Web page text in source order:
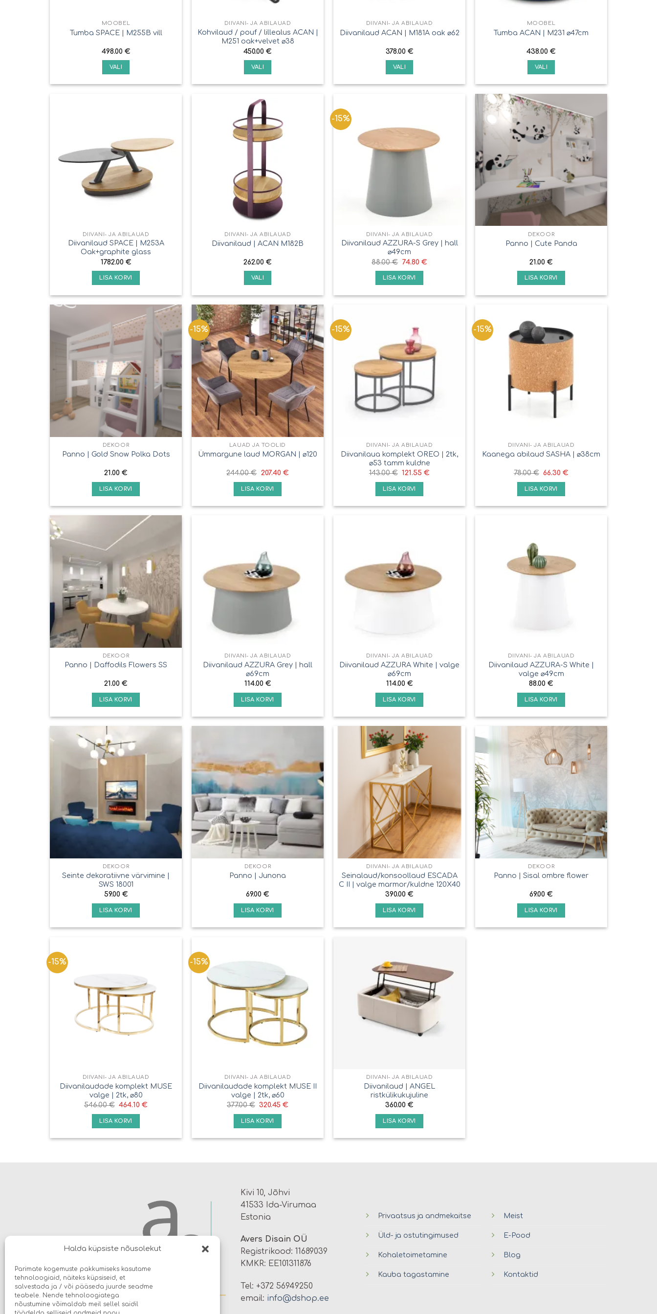
Halda küpsiste nõusolekut
Parimate kogemuste pakkumiseks kasutame
tehnoloogiaid, näiteks küpsiseid, et
salvestada ja / või pääseda juurde seadme
teabele. Nende tehnoloogiatega
nõustumine võimaldab meil sellel saidil
MÖÖBEL
Tumba SPACE | M255B vill
498.00 €
VALI
DIIVANI- JA ABILAUAD
Kohvilaud / pouf / lillealus ACAN |
M251 oak+velvet ⌀38
450.00 €
VALI
DIIVANI- JA ABILAUAD
Diivanilaud ACAN | M181A oak ⌀62
378.00 €
VALI
MÖÖBEL
Tumba ACAN | M231 ⌀47cm
438.00 €
VALI
DIIVANI- JA ABILAUAD
Diivanilaud SPACE | M253A
Oak+graphite glass
1782.00 €
LISA KORVI
DIIVANI- JA ABILAUAD
Diivanilaud | ACAN M182B
262.00 €
VALI
-15%
DIIVANI- JA ABILAUAD
Diivanilaud AZZURA-S Grey | hall
⌀49cm
88.00€ 74.80 €
LISA KORVI
DEKOOR
Panno | Сute Panda
21.00 €
LISA KORVI
DEKOOR
Panno | Gold Snow Polka Dots
21.00 €
LISA KORVI
-15%
LAUAD JA TOOLID
Ümmargune laud MORGAN | ⌀120
244.00€ 207.40 €
LISA KORVI
-15%
DIIVANI- JA ABILAUAD
Diivanilaua komplekt OREO | 2tk,
⌀53 tamm kuldne
143.00€ 121.55€
LISA KORVI
-15%
DIIVANI- JA ABILAUAD
Kaanega abilaud SASHA | ⌀38cm
78.00€ 66.30€
LISA KORVI
DEKOOR
Panno | Daffodils Flowers SS
21.00 €
LISA KORVI
DIIVANI- JA ABILAUAD
Diivanilaud AZZURA Grey | hall
⌀69cm
114.00 €
LISA KORVI
DIIVANI- JA ABILAUAD
Diivanilaud AZZURA White | valge
⌀69cm
114.00 €
LISA KORVI
DIIVANI- JA ABILAUAD
Diivanilaud AZZURA-S White |
valge ⌀49cm
88.00 €
LISA KORVI
DEKOOR
Seinte dekoratiivne värvimine |
SWS 18001
59.00 €
LISA KORVI
DEKOOR
Panno | Junona
69.00 €
LISA KORVI
DIIVANI- JA ABILAUAD
Seinalaud/konsoollaud ESCADA
C II | valge marmor/kuldne 120X40
390.00 €
LISA KORVI
DEKOOR
Panno | Sisal ombre flower
69.00 €
LISA KORVI
-15%
DIIVANI- JA ABILAUAD
Diivanilaudade komplekt MUSE
valge | 2tk, ⌀80
546.00€ 464.10€
LISA KORVI
-15%
DIIVANI- JA ABILAUAD
Diivanilaudade komplekt MUSE II
valge | 2tk, ⌀60
377.00€ 320.45€
LISA KORVI
DIIVANI- JA ABILAUAD
Diivanilaud | ANGEL
ristkülikukujuline
360.00 €
LISA KORVI
Kivi 10, Jõhvi
41533 Ida-Virumaa
Estonia
Avers Disain OÜ
Registrikood: 11689039
KMKR: EE101311876
Tel: +372 56949250
email: info@dshop.ee
Privaatsus ja andmekaitse
Üld- ja ostutingimused
Kohaletoimetamine
Kauba tagastamine
Meist
E-Pood
Blog
Kontaktid